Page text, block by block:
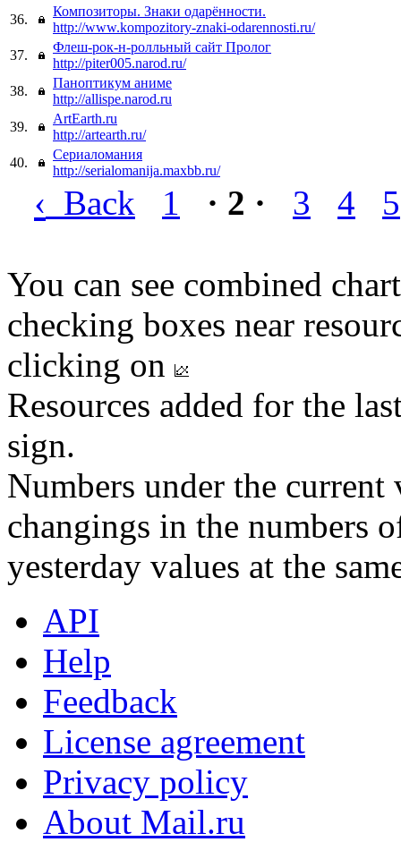
36.
Композиторы. Знаки одарённости.
http://www.kompozitory-znaki-odarennosti.ru/
37.
Флеш-рок-н-ролльный сайт Пролог
http://piter005.narod.ru/
38.
Паноптикум аниме
http://allispe.narod.ru
39.
ArtEarth.ru
http://artearth.ru/
40.
Сериаломания
http://serialomanija.maxbb.ru/
‹ Back 1 · 2 · 3 4 5
You can see combined
checking boxes near
clicking on
Resources added for the
sign.
Numbers under the
changings in the numbers
yesterday values at the
API
Help
Feedback
License agreement
Privacy policy
About Mail.ru